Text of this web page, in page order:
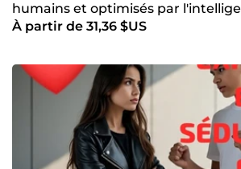
humains et optimisés par
À partir de 31,36 $US